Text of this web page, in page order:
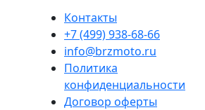
Контакты
+7 (499) 938-68-66
info@brzmoto.ru
Политика
конфиденциальности
Договор оферты